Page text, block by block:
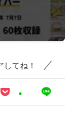
てね！